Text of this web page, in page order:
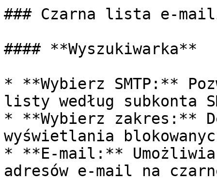
### Czarna lista e-
#### **Wyszukiwarka**
* **Wybierz SMTP:**
listy według subkonta
* **Wybierz zakres:**
wyświetlania
* **E-mail:** Umożliwia
adresów e-mail na